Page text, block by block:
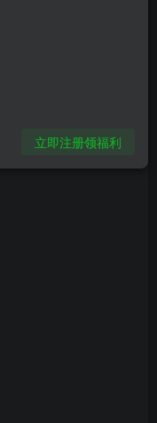
立即注册领福利